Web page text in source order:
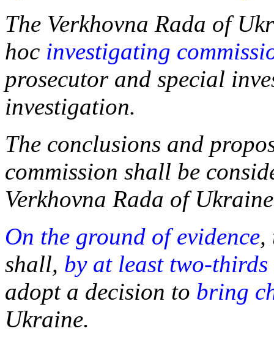
The Verkhovna Rada of
hoc investigating
prosecutor and special
investigation.
The conclusions and
commission shall be
Verkhovna Rada of
On the ground of evidence,
shall, by at least two-
adopt a decision to bring
Ukraine.